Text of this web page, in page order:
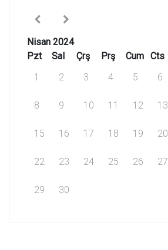
Nisan 2024
Pzt
Sal Çrş Prş Cum Cts
1
2 3 4 5 6
8 9 10 11 12 13
15 16 17 18 19 20
22 23 24 25 26 27
29 30